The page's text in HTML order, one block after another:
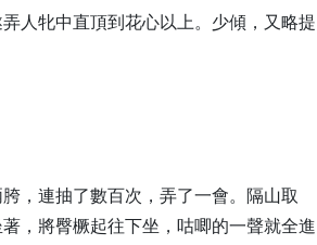
人牝中直頂到花心以上。少傾，又略提
，連抽了數百次，弄了一會。隔山取
，將臀橛起往下坐，咕唧的一聲就全進